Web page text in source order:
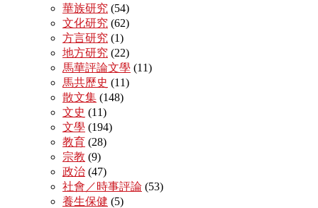
華族研究 (54)
文化研究 (62)
方言研究 (1)
地方研究 (22)
馬華評論文學 (11)
馬共歷史 (11)
散文集 (148)
文史 (11)
文學 (194)
教育 (28)
宗教 (9)
政治 (47)
社會／時事評論 (53)
養生保健 (5)